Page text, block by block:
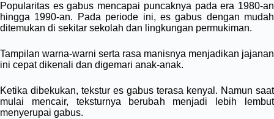
Popularitas es gabus mencapai puncaknya pada era 1980-an
hingga 1990-an. Pada periode ini, es gabus dengan mudah
ditemukan di sekitar sekolah dan lingkungan permukiman.
Tampilan warna-warni serta rasa manisnya menjadikan jajanan
ini cepat dikenali dan digemari anak-anak.
Ketika dibekukan, tekstur es gabus terasa kenyal. Namun saat
mulai mencair, teksturnya berubah menjadi lebih lembut
menyerupai gabus.